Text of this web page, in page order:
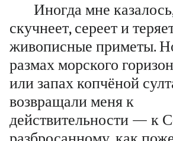
Иногда мне
скучнеет, сереет и
живописные приметы.
размах морского
или запах копчёной
возвращали меня к
действительности — к